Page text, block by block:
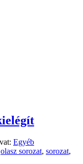
Egyéb
olasz sorozat, sorozat,